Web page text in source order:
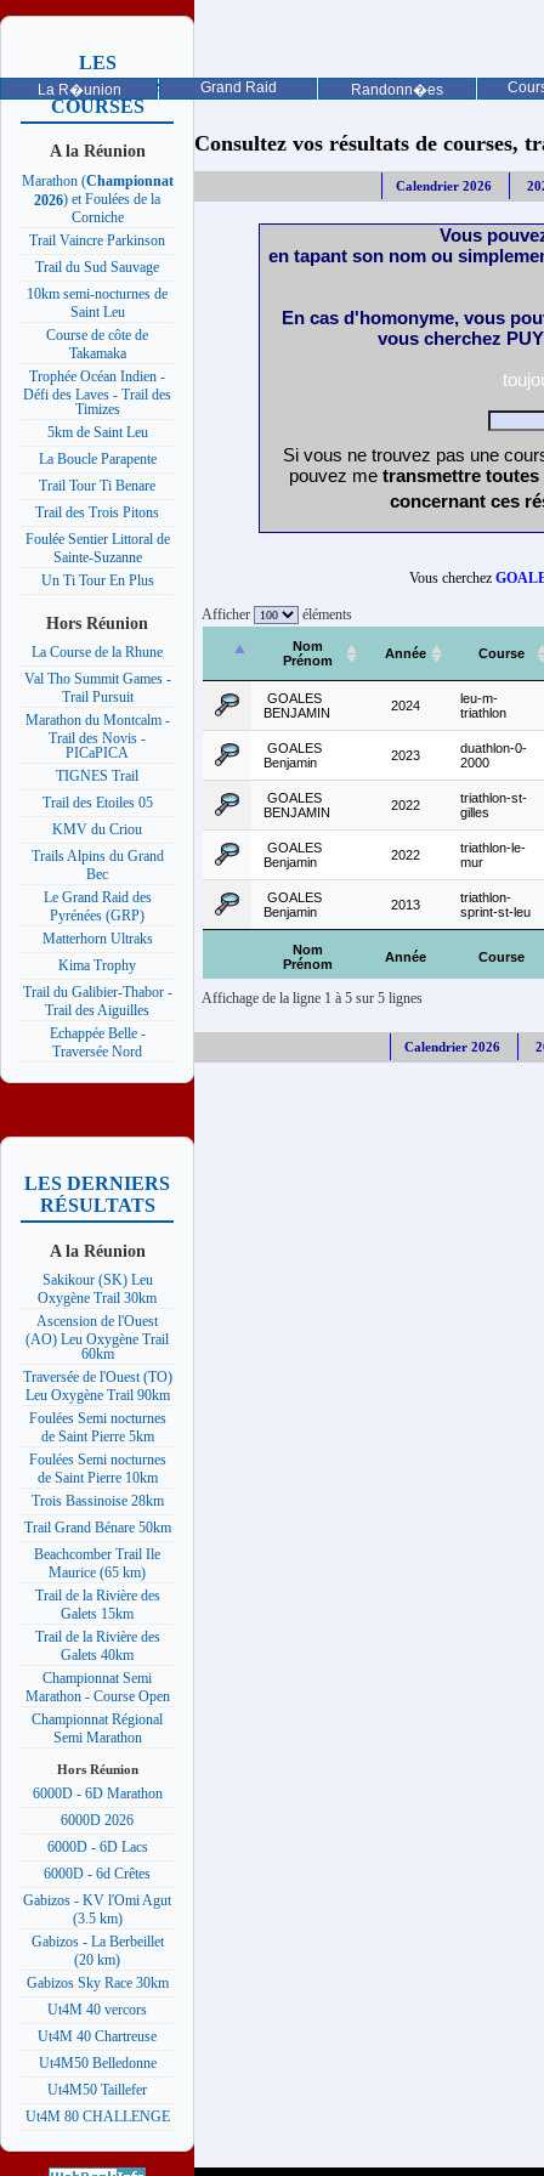
La R�union Grand Raid Randonn�es
LES
PROCHAINES
COURSES
A la Réunion
Marathon (Championnat
2026) et Foulées de la
Corniche
Trail Vaincre Parkinson
Trail du Sud Sauvage
10km semi-nocturnes de
Saint Leu
Course de côte de
Takamaka
Trophée Océan Indien -
Défi des Laves - Trail des
Timizes
5km de Saint Leu
La Boucle Parapente
Trail Tour Ti Benare
Trail des Trois Pitons
Foulée Sentier Littoral de
Sainte-Suzanne
Un Ti Tour En Plus
Hors Réunion
La Course de la Rhune
Val Tho Summit Games -
Trail Pursuit
Marathon du Montcalm -
Trail des Novis -
PICaPICA
TIGNES Trail
Trail des Etoiles 05
KMV du Criou
Trails Alpins du Grand
Bec
Le Grand Raid des
Pyrénées (GRP)
Matterhorn Ultraks
Kima Trophy
Trail du Galibier-Thabor -
Trail des Aiguilles
Echappée Belle -
Traversée Nord
LES DERNIERS
RÉSULTATS
A la Réunion
Sakikour (SK) Leu
Oxygène Trail 30km
Ascension de l'Ouest
(AO) Leu Oxygène Trail
60km
Traversée de l'Ouest (TO)
Leu Oxygène Trail 90km
Foulées Semi nocturnes
de Saint Pierre 5km
Foulées Semi nocturnes
de Saint Pierre 10km
Trois Bassinoise 28km
Trail Grand Bénare 50km
Beachcomber Trail Ile
Maurice (65 km)
Trail de la Rivière des
Galets 15km
Trail de la Rivière des
Galets 40km
Championnat Semi
Marathon - Course Open
Championnat Régional
Semi Marathon
Hors Réunion
6000D - 6D Marathon
6000D 2026
6000D - 6D Lacs
6000D - 6d Crêtes
Gabizos - KV l'Omi Agut
(3.5 km)
Gabizos - La Berbeillet
(20 km)
Gabizos Sky Race 30km
Ut4M 40 vercors
Ut4M 40 Chartreuse
Ut4M50 Belledonne
Ut4M50 Taillefer
Ut4M 80 CHALLENGE
Consultez vos résultats de courses,
Calendrier 2026
Vous
en tapant son nom ou
En cas d'homonyme, vous
vous cherchez
Si vous ne trouvez pas une
pouvez me transmettre
concernant ces
Vous cherchez
Afficher éléments
Nom
Prénom
Année Course
Nom
Prénom
Année Course
GOALES
BENJAMIN
2024
leu-m-
triathlon
GOALES
Benjamin
2023
duathlon-0-
2000
GOALES
BENJAMIN
2022
triathlon-st-
gilles
GOALES
Benjamin
2022
triathlon-le-
mur
GOALES
Benjamin
2013
triathlon-
sprint-st-leu
Affichage de la ligne 1 à 5 sur 5 lignes
Calendrier 2026